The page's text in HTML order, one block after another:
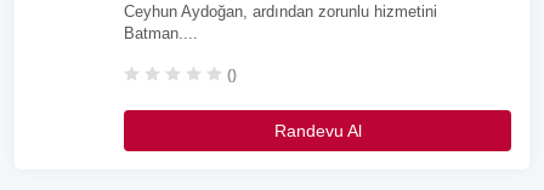
Ceyhun Aydoğan, ardından zorunlu hizmetini
Batman....
()
Randevu Al